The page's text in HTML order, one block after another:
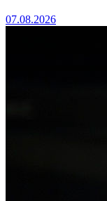
07.08.2026